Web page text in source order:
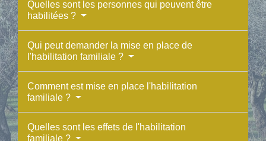
Quelles sont les personnes qui peuvent être
habilitées ?
Qui peut demander la mise en place de
l'habilitation familiale ?
Comment est mise en place l'habilitation
familiale ?
Quelles sont les effets de l'habilitation
familiale ?